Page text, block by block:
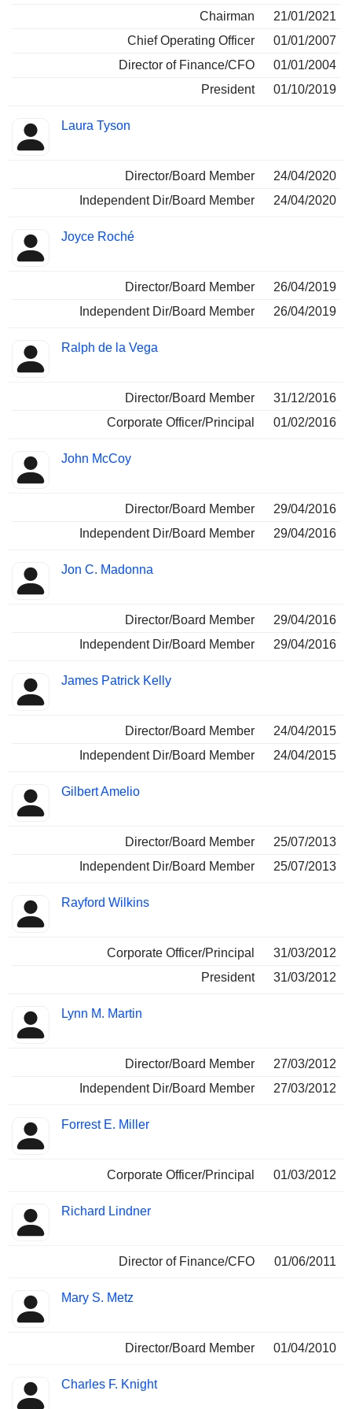
Chairman
21/01/2021
Chief Operating Officer
01/01/2007
Director of Finance/CFO
01/01/2004
President
01/10/2019
Laura Tyson
Director/Board Member
24/04/2020
Independent Dir/Board Member
24/04/2020
Joyce Roché
Director/Board Member
26/04/2019
Independent Dir/Board Member
26/04/2019
Ralph de la Vega
Director/Board Member
31/12/2016
Corporate Officer/Principal
01/02/2016
John McCoy
Director/Board Member
29/04/2016
Independent Dir/Board Member
29/04/2016
Jon C. Madonna
Director/Board Member
29/04/2016
Independent Dir/Board Member
29/04/2016
James Patrick Kelly
Director/Board Member
24/04/2015
Independent Dir/Board Member
24/04/2015
Gilbert Amelio
Director/Board Member
25/07/2013
Independent Dir/Board Member
25/07/2013
Rayford Wilkins
Corporate Officer/Principal
31/03/2012
President
31/03/2012
Lynn M. Martin
Director/Board Member
27/03/2012
Independent Dir/Board Member
27/03/2012
Forrest E. Miller
Corporate Officer/Principal 01/03/2012
Richard Lindner
Director of Finance/CFO 01/06/2011
Mary S. Metz
Director/Board Member 01/04/2010
Charles F. Knight